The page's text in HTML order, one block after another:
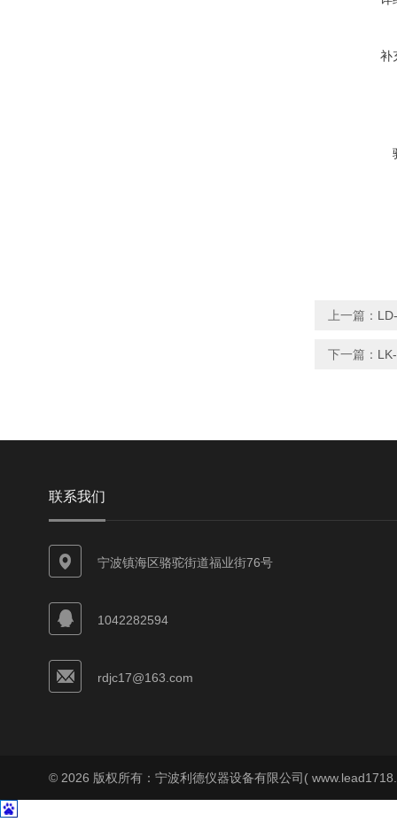
补
上一篇：
下一篇：
联系我们
宁波镇海区骆驼街道福业街76号
1042282594
rdjc17@163.com
© 2026 版权所有：宁波利德仪器设备有限公司(